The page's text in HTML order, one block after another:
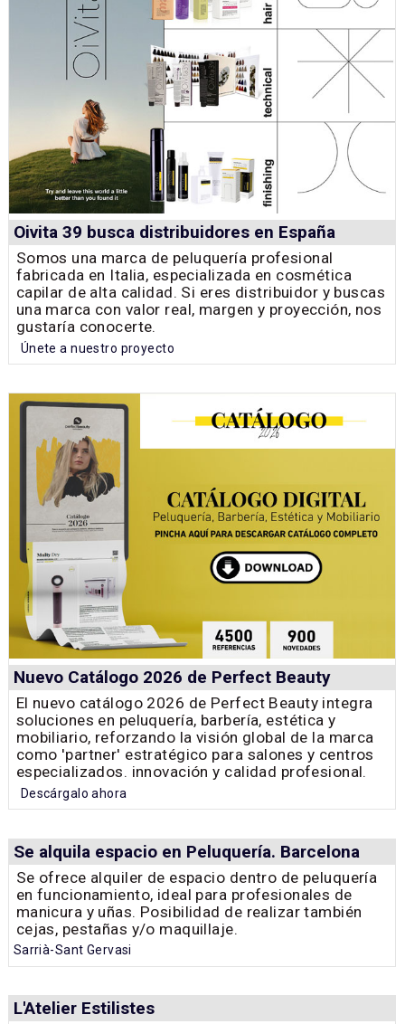
Oivita 39 busca distribuidores en España
Somos una marca de peluquería profesional
fabricada en Italia, especializada en cosmética
capilar de alta calidad. Si eres distribuidor y buscas
una marca con valor real, margen y proyección, nos
gustaría conocerte.
Únete a nuestro proyecto
Nuevo Catálogo 2026 de Perfect Beauty
El nuevo catálogo 2026 de Perfect Beauty integra
soluciones en peluquería, barbería, estética y
mobiliario, reforzando la visión global de la marca
como 'partner' estratégico para salones y centros
especializados. innovación y calidad profesional.
Descárgalo ahora
Se alquila espacio en Peluquería. Barcelona
Se ofrece alquiler de espacio dentro de peluquería
en funcionamiento, ideal para profesionales de
manicura y uñas. Posibilidad de realizar también
cejas, pestañas y/o maquillaje.
Sarrià-Sant Gervasi
L'Atelier Estilistes